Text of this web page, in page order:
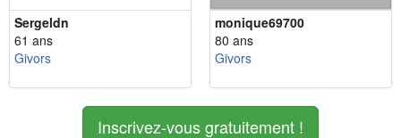
Sergeldn
61 ans
Givors
monique69700
80 ans
Givors
Inscrivez-vous gratuitement !